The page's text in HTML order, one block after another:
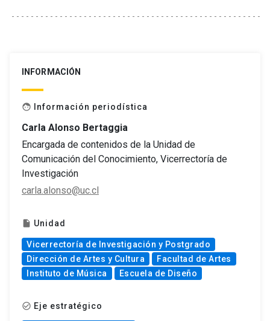
INFORMACIÓN
face Información periodística
Carla Alonso Bertaggia
Encargada de contenidos de la Unidad de
Comunicación del Conocimiento, Vicerrectoría de
Investigación
carla.alonso@uc.cl
insert_drive_file Unidad
Vicerrectoría de Investigación y Postgrado
Dirección de Artes y Cultura
Facultad de Artes
Instituto de Música
Escuela de Diseño
check_circle_outline Eje estratégico